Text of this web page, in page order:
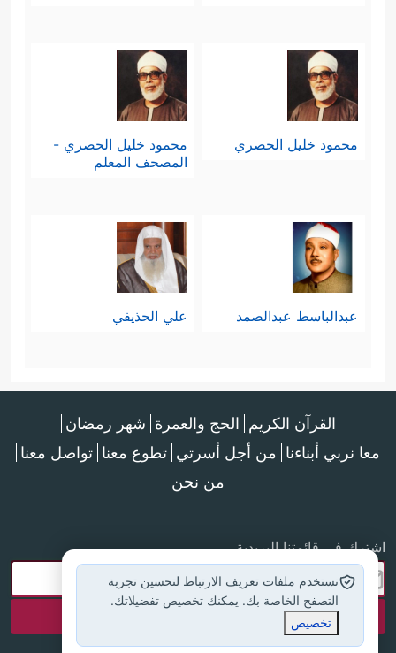
محمود خليل الحصري
محمود خليل الحصري -
المصحف المعلم
عبدالباسط عبدالصمد علي الحذيفي
القرآن الكريم الحج والعمرة شهر رمضان
معا نربي أبناءنا من أجل أسرتي تطوع معنا تواصل معنا
من نحن
اشترك في قائمتنا البريدية
نستخدم ملفات تعريف الارتباط لتحسين تجربة
التصفح الخاصة بك. يمكنك تخصيص تفضيلاتك.
تخصيص